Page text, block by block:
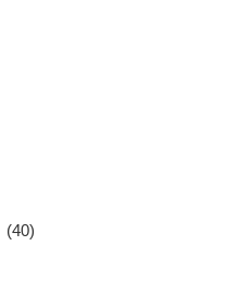
(40)